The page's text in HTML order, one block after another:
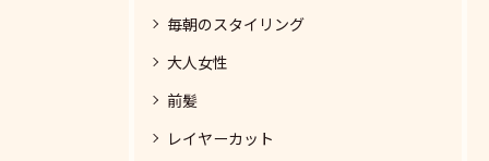
毎朝のスタイリング
大人女性
前髪
レイヤーカット